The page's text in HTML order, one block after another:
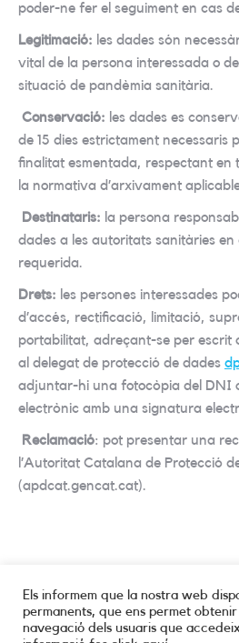
poder-ne fer el seguiment en cas
Legitimació: les dades són
vital de la persona interessada o
situació de pandèmia sanitària.
Conservació: les dades es
de 15 dies estrictament necessaris
finalitat esmentada, respectant en
la normativa d’arxivament
Destinataris: la persona
dades a les autoritats sanitàries en
requerida.
Drets: les persones interessades
d’accés, rectificació, limitació,
portabilitat, adreçant-se per escrit
al delegat de protecció de dades
adjuntar-hi una fotocòpia del DNI
electrònic amb una signatura
Reclamació: pot presentar una
l’Autoritat Catalana de Protecció
(apdcat.gencat.cat).
Els informem que la nostra web
permanents, que ens permet
navegació dels usuaris que